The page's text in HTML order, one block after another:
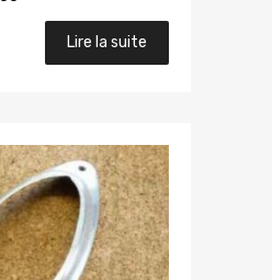
Lire la suite